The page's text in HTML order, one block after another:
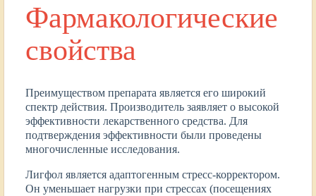
Фармакологические
свойства
Преимуществом препарата является его широкий
спектр действия. Производитель заявляет о высокой
эффективности лекарственного средства. Для
подтверждения эффективности были проведены
многочисленные исследования.
Лигфол является адаптогенным стресс-корректором.
Он уменьшает нагрузки при стрессах (посещениях